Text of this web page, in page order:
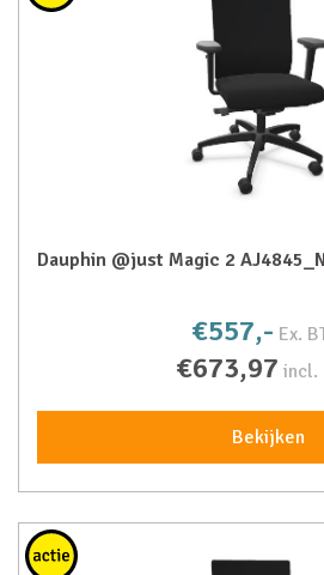
Dauphin @just Magic 2
€557,- Ex.
€673,97 incl.
Bekijken